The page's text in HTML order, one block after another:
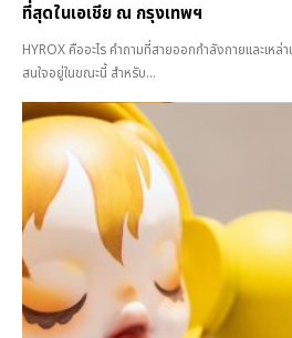
ที่สุดในเอเชีย ณ กรุงเทพฯ
HYROX คืออะไร คำถามที่สายออกกำลังกายและเห
สนใจอยู่ในขณะนี้ สำหรับ...